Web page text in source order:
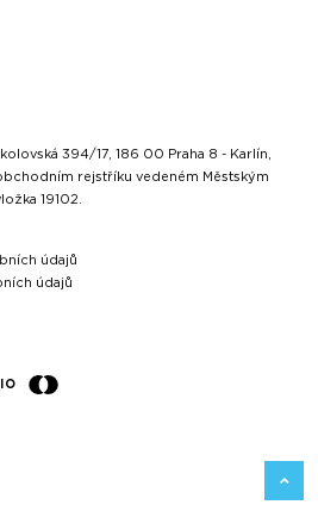
394/17, 186 00 Praha 8 - Karlín,
rejstříku vedeném Městským
19102.
údajů
údajů
ZPĚT